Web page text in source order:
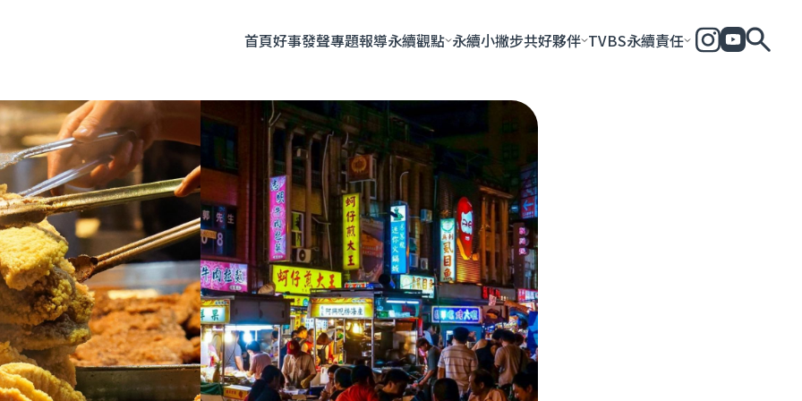
首頁好事發聲專題報導永續觀點 永續小撇步共好夥伴 TVBS永續責任
企劃 人物專訪 友善飲食 時尚美妝 永續生活 共好社會 永續加
全部 永續企業 永續城市
全部 永續影響力報告